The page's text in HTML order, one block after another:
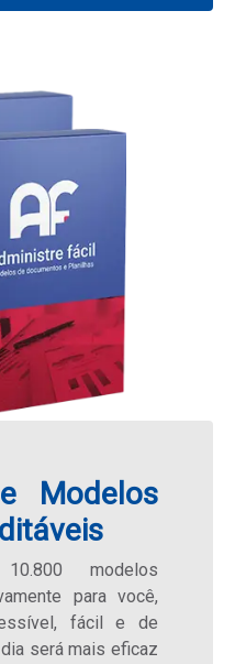
Modelos
modelos
para você,
fácil e de
será mais eficaz